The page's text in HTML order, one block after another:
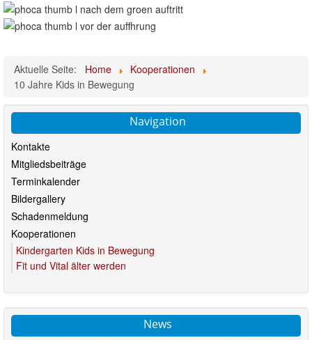
Aktuelle Seite: Home
Kooperationen
10 Jahre Kids in Bewegung
Navigation
Kontakte
Mitgliedsbeiträge
Terminkalender
Bildergallery
Schadenmeldung
Kooperationen
Kindergarten Kids in Bewegung
Fit und Vital älter werden
News